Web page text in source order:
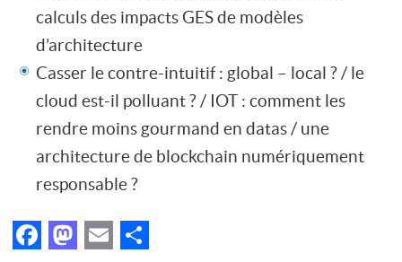
calculs des impacts GES de modèles
d’architecture
Casser le contre-intuitif : global – local ? / le
cloud est-il polluant ? / IOT : comment les
rendre moins gourmand en datas / une
architecture de blockchain numériquement
responsable ?
Facebook
Mastodon
Email